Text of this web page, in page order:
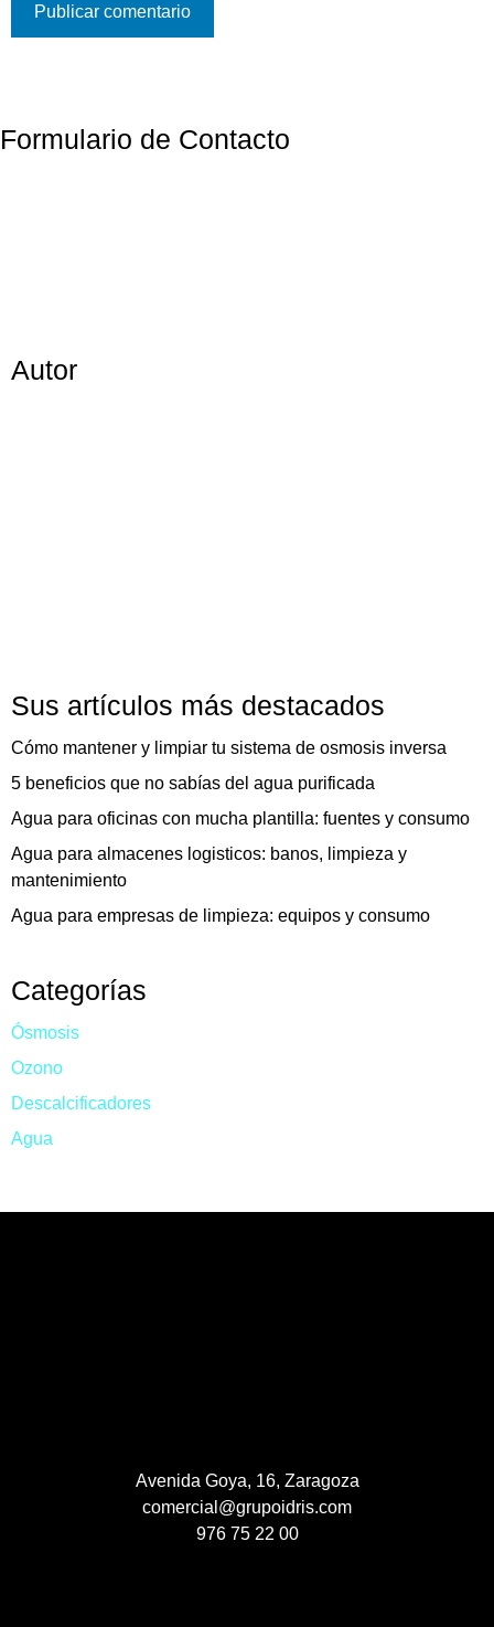
Formulario de Contacto
Autor
Sus artículos más destacados
Cómo mantener y limpiar tu sistema de osmosis inversa
5 beneficios que no sabías del agua purificada
Agua para oficinas con mucha plantilla: fuentes y consumo
Agua para almacenes logisticos: banos, limpieza y
mantenimiento
Agua para empresas de limpieza: equipos y consumo
Categorías
Ósmosis
Ozono
Descalcificadores
Agua
Avenida Goya, 16, Zaragoza
comercial@grupoidris.com
976 75 22 00